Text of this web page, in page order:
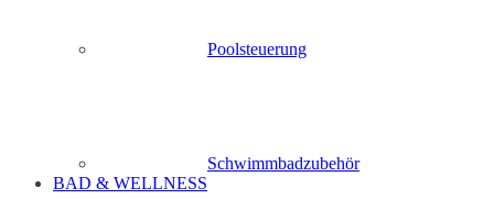
Poolsteuerung
Schwimmbadzubehör
BAD & WELLNESS